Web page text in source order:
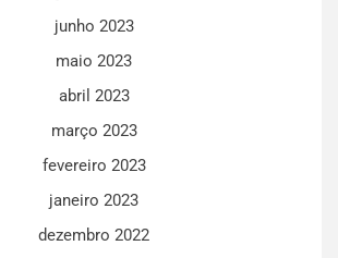
junho 2023
maio 2023
abril 2023
março 2023
fevereiro 2023
janeiro 2023
dezembro 2022